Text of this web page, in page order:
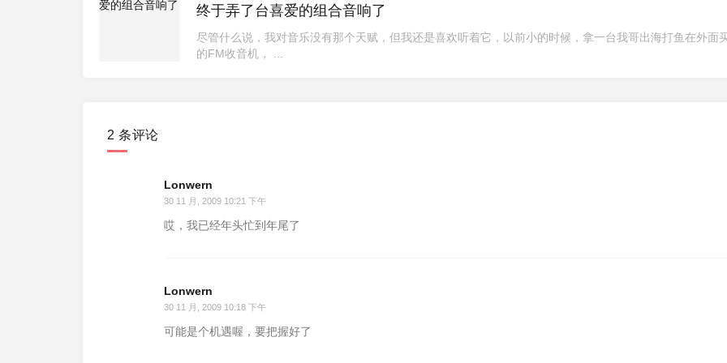
终于弄了台喜爱的组合音响了
尽管什么说，我对音乐没有那个天赋，但我还是喜欢听着它，以前小的时候，拿一台我哥出海打鱼在外面
的FM收音机， ...
2 条评论
Lonwern
30 11 月, 2009 10:21 下午
哎，我已经年头忙到年尾了
Lonwern
30 11 月, 2009 10:18 下午
可能是个机遇喔，要把握好了